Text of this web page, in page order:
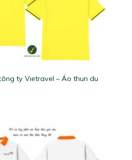
ty Vietravel – Áo thun du